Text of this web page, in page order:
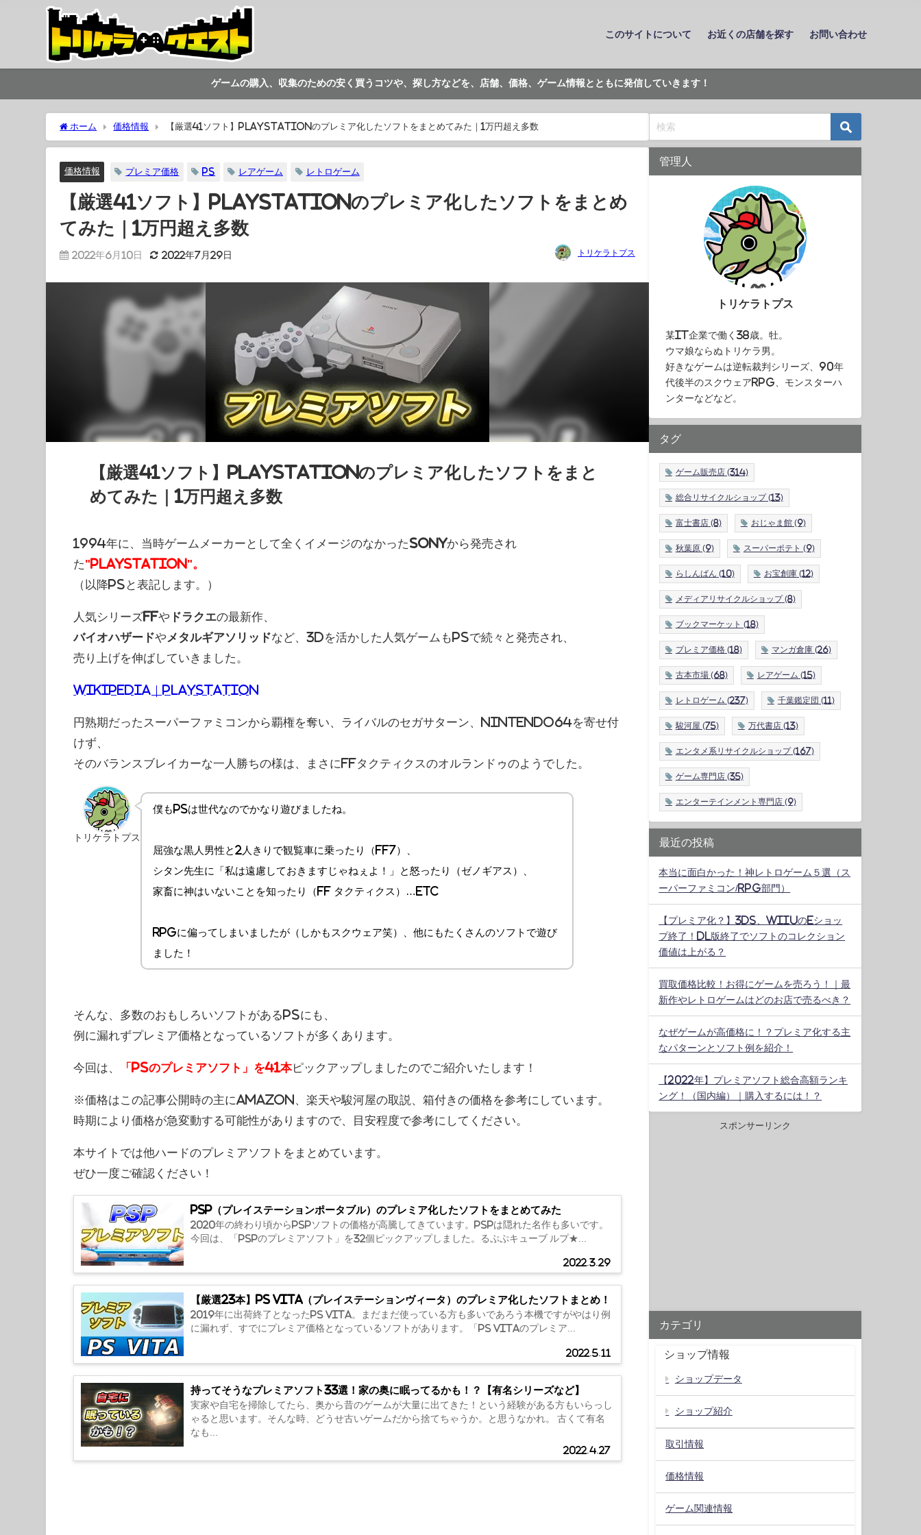
このサイトについて お近くの店舗を探す お問い合わせ
ゲームの購入、収集のための安く買うコツや、探し方などを、店舗、価格、ゲーム情報とともに発信していきます！
ホーム 価格情報 【厳選41ソフト】PlayStationのプレミア化したソフトをまとめてみた｜1万円超え多数
価格情報 プレミア価格 PS レアゲーム レトロゲーム
【厳選41ソフト】PlayStationのプレミア化したソフトをまとめ
てみた｜1万円超え多数
2022年6月10日 2022年7月29日 トリケラトプス
【厳選41ソフト】PlayStationのプレミア化したソフトをまと
めてみた｜1万円超え多数
1994年に、当時ゲームメーカーとして全くイメージのなかったSONYから発売され
た"PlayStation"。
（以降PSと表記します。）
人気シリーズFFや ドラクエの最新作、
バイオハザードや メタルギアソリッドなど、3Dを活かした人気ゲームもPSで続々と発売され、
売り上げを伸ばしていきました。
Wikipedia｜PlayStation
円熟期だったスーパーファミコンから覇権を奪い、ライバルのセガサターン、Nintendo64を寄せ付
けず、
そのバランスブレイカーな一人勝ちの様は、まさにFFタクティクスのオルランドゥのようでした。
トリケラトプス
僕もPSは世代なのでかなり遊びましたね。
屈強な黒人男性と2人きりで観覧車に乗ったり（FF7）、
シタン先生に「私は遠慮しておきますじゃねぇよ！」と怒ったり（ゼノギアス）、
家畜に神はいないことを知ったり（FF タクティクス）…etc
RPGに偏ってしまいましたが（しかもスクウェア笑）、他にもたくさんのソフトで遊び
ました！
そんな、多数のおもしろいソフトがあるPSにも、
例に漏れずプレミア価格となっているソフトが多くあります。
今回は、 「PSのプレミアソフト」を41本ピックアップしましたのでご紹介いたします！
※価格はこの記事公開時の主にAmazon、楽天や駿河屋の取説、箱付きの価格を参考にしています。
時期により価格が急変動する可能性がありますので、目安程度で参考にしてください。
本サイトでは他ハードのプレミアソフトをまとめています。
ぜひ一度ご確認ください！
PSP（プレイステーションポータブル）のプレミア化したソフトをまとめてみた
2022.3.29
2020年の終わり頃からPSPソフトの価格が高騰してきています。PSPは隠れた名作も多いです。
今回は、「PSPのプレミアソフト」を32個ピックアップしました。るぷぷキューブ ルプ★...
【厳選23本】PS Vita（プレイステーションヴィータ）のプレミア化したソフトまとめ！
2022.5.11
2019年に出荷終了となったPS Vita。まだまだ使っている方も多いであろう本機ですがやはり例
に漏れず、すでにプレミア価格となっているソフトがあります。「PS Vitaのプレミア...
持ってそうなプレミアソフト33選！家の奥に眠ってるかも！？【有名シリーズなど】
2022.4.27
実家や自宅を掃除してたら、奥から昔のゲームが大量に出てきた！という経験がある方もいらっし
ゃると思います。そんな時、どうせ古いゲームだから捨てちゃうか。と思うなかれ。 古くて有名
なも...
管理人
トリケラトプス
某IT企業で働く38歳。牡。
ウマ娘ならぬトリケラ男。
好きなゲームは逆転裁判シリーズ、90年
代後半のスクウェアRPG、モンスターハ
ンターなどなど。
タグ
ゲーム販売店 (314)
総合リサイクルショップ(13)
富士書店 (8) おじゃま館(9)
秋葉原 (9) スーパーポテト (9)
らしんばん (10) お宝創庫 (12)
メディアリサイクルショップ(8)
ブックマーケット (18)
プレミア価格(18) マンガ倉庫 (26)
古本市場(68) レアゲーム (15)
レトロゲーム (237) 千葉鑑定団 (11)
駿河屋 (75) 万代書店 (13)
エンタメ系リサイクルショップ(167)
ゲーム専門店 (35)
エンターテインメント専門店 (9)
最近の投稿
本当に面白かった！神レトロゲーム５選（ス
ーパーファミコン/RPG部門）
【プレミア化？】3DS、WiiUのeショッ
プ終了！DL版終了でソフトのコレクション
価値は上がる？
買取価格比較！お得にゲームを売ろう！｜最
新作やレトロゲームはどのお店で売るべき？
なぜゲームが高価格に！？プレミア化する主
なパターンとソフト例を紹介！
【2022年】プレミアソフト総合高額ランキ
ング！（国内編）｜購入するには！？
スポンサーリンク
カテゴリ
ショップ情報
ショップデータ
ショップ紹介
取引情報
価格情報
ゲーム関連情報